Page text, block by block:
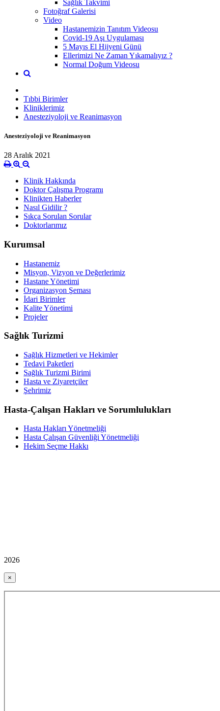
Sağlık Takvimi
Fotoğraf Galerisi
Video
Hastanemizin Tanıtım Videosu
Covid-19 Aşı Uygulaması
5 Mayıs El Hijyeni Günü
Ellerimizi Ne Zaman Yıkamalıyız ?
Normal Doğum Videosu
Tıbbi Birimler
Kliniklerimiz
Anesteziyoloji ve Reanimasyon
Anesteziyoloji ve Reanimasyon
28 Aralık 2021
Klinik Hakkında
Doktor Çalışma Programı
Klinikten Haberler
Nasıl Gidilir ?
Sıkça Sorulan Sorular
Doktorlarımız
Kurumsal
Hastanemiz
Misyon, Vizyon ve Değerlerimiz
Hastane Yönetimi
Organizasyon Şeması
İdari Birimler
Kalite Yönetimi
Projeler
Sağlık Turizmi
Sağlık Hizmetleri ve Hekimler
Tedavi Paketleri
Sağlık Turizmi Birimi
Hasta ve Ziyaretçiler
Şehrimiz
Hasta-Çalışan Hakları ve Sorumlulukları
Hasta Hakları Yönetmeliği
Hasta Çalışan Güvenliği Yönetmeliği
Hekim Seçme Hakkı
2026
×